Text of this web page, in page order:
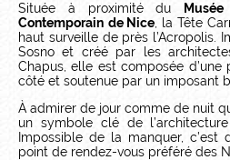
Située à proximité du
Contemporain de Nice , la Tête
haut surveille de près l’Acropolis.
Sosno et créé par les
Chapus, elle est composée
côté et soutenue par un imposant
À admirer de jour comme de nuit
un symbole clé de
Impossible de la manquer,
point de rendez-vous préféré des